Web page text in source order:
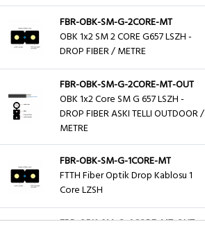
FBR-OBK-SM-G-2CORE-MT
OBK 1x2 SM 2 CORE G657 LSZH -
DROP FIBER / METRE
FBR-OBK-SM-G-2CORE-MT-OUT
OBK 1x2 Core SM G 657 LSZH -
DROP FIBER ASKI TELLI OUTDOOR /
METRE
FBR-OBK-SM-G-1CORE-MT
FTTH Fiber Optik Drop Kablosu 1
Core LZSH
FBR-OBK-SM-G-4CORE-MT-OUT